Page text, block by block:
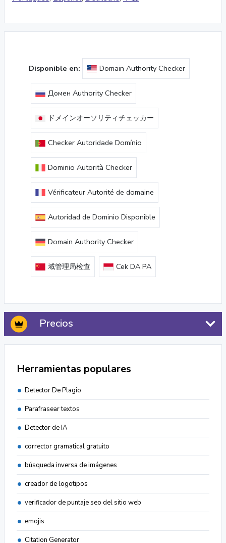
Disponible en: Domain Authority Checker
Домен Authority Checker
ドメインオーソリティチェッカー
Checker Autoridade Domínio
Dominio Autorità Checker
Vérificateur Autorité de domaine
Autoridad de Dominio Disponible
Domain Authority Checker
域管理局检查 Cek DA PA
Precios
Herramientas populares
Detector De Plagio
Parafrasear textos
Detector de IA
corrector gramatical gratuito
búsqueda inversa de imágenes
creador de logotipos
verificador de puntaje seo del sitio web
emojis
Citation Generator